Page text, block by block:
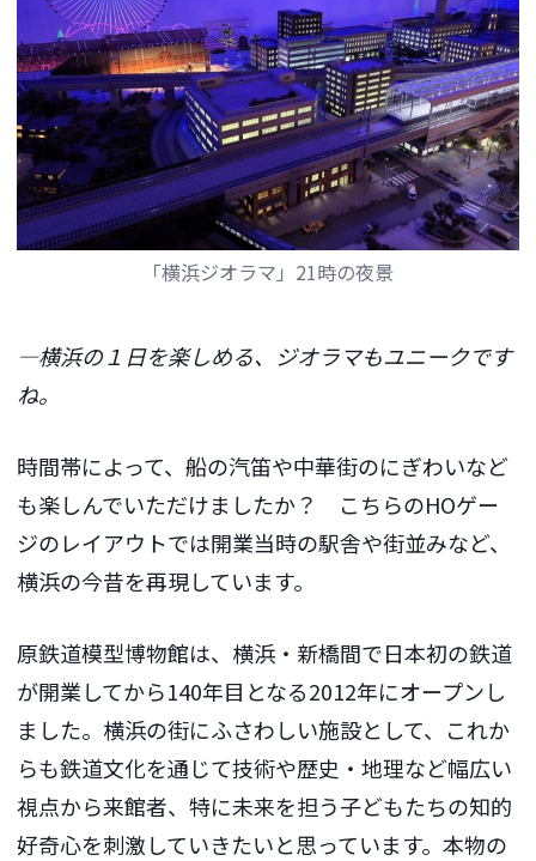
「横浜ジオラマ」21時の夜景
―横浜の１日を楽しめる、ジオラマもユニークです
ね。
時間帯によって、船の汽笛や中華街のにぎわいなど
も楽しんでいただけましたか？ こちらのHOゲー
ジのレイアウトでは開業当時の駅舎や街並みなど、
横浜の今昔を再現しています。
原鉄道模型博物館は、横浜・新橋間で日本初の鉄道
が開業してから140年目となる2012年にオープンし
ました。横浜の街にふさわしい施設として、これか
らも鉄道文化を通じて技術や歴史・地理など幅広い
視点から来館者、特に未来を担う子どもたちの知的
好奇心を刺激していきたいと思っています。本物の